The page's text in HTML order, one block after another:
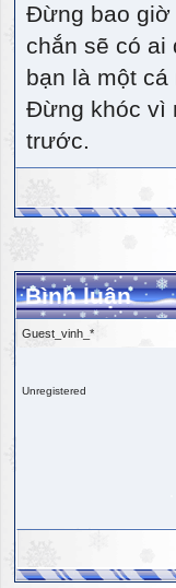
Đừng bao giờ
chắn sẽ có
bạn là một
Đừng khóc vì
trước.
Bình luận
Guest_vinh_*
Unregistered